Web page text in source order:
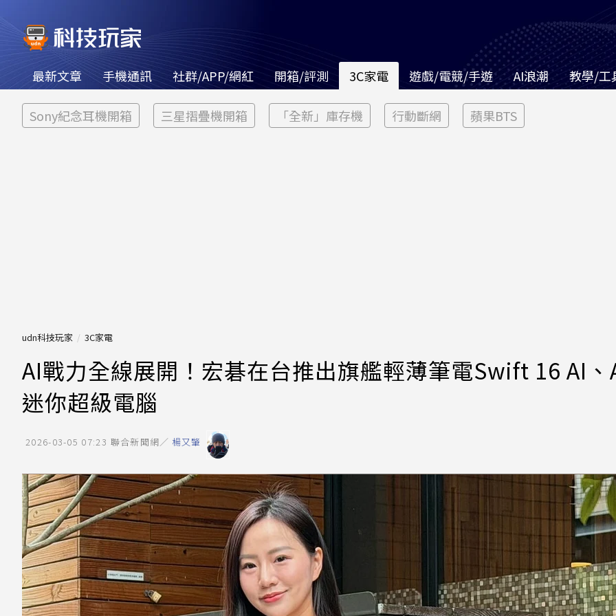
最新文章 手機通訊 社群/APP/網紅 開箱/評測 3C家電 遊戲/電競/手遊 AI浪潮 教學/工
Sony紀念耳機開箱 三星摺疊機開箱 「全新」庫存機 行動斷網 蘋果BTS
udn科技玩家 3C家電
AI戰力全線展開！宏碁在台推出旗艦輕薄筆電Swift 16 AI、
迷你超級電腦
2026-03-05 07:23 聯合新聞網／ 楊又肇